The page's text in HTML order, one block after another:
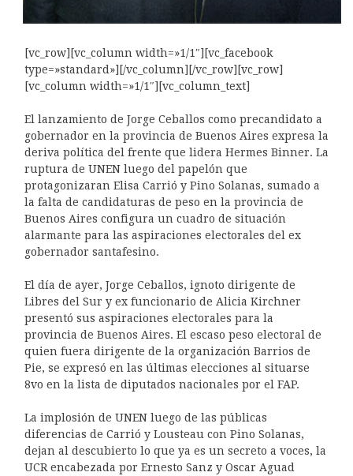
[vc_row][vc_column width=»1/1″][vc_facebook
type=»standard»][/vc_column][/vc_row][vc_row]
[vc_column width=»1/1″][vc_column_text]
El lanzamiento de Jorge Ceballos como precandidato a
gobernador en la provincia de Buenos Aires expresa la
deriva política del frente que lidera Hermes Binner. La
ruptura de UNEN luego del papelón que
protagonizaran Elisa Carrió y Pino Solanas, sumado a
la falta de candidaturas de peso en la provincia de
Buenos Aires configura un cuadro de situación
alarmante para las aspiraciones electorales del ex
gobernador santafesino.
El día de ayer, Jorge Ceballos, ignoto dirigente de
Libres del Sur y ex funcionario de Alicia Kirchner
presentó sus aspiraciones electorales para la
provincia de Buenos Aires. El escaso peso electoral de
quien fuera dirigente de la organización Barrios de
Pie, se expresó en las últimas elecciones al situarse
8vo en la lista de diputados nacionales por el FAP.
La implosión de UNEN luego de las públicas
diferencias de Carrió y Lousteau con Pino Solanas,
dejan al descubierto lo que ya es un secreto a voces, la
UCR encabezada por Ernesto Sanz y Oscar Aguad